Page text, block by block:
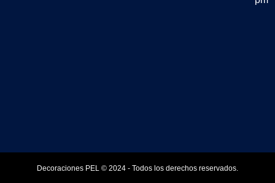
Decoraciones PEL © 2024 - Todos los derechos reservados.